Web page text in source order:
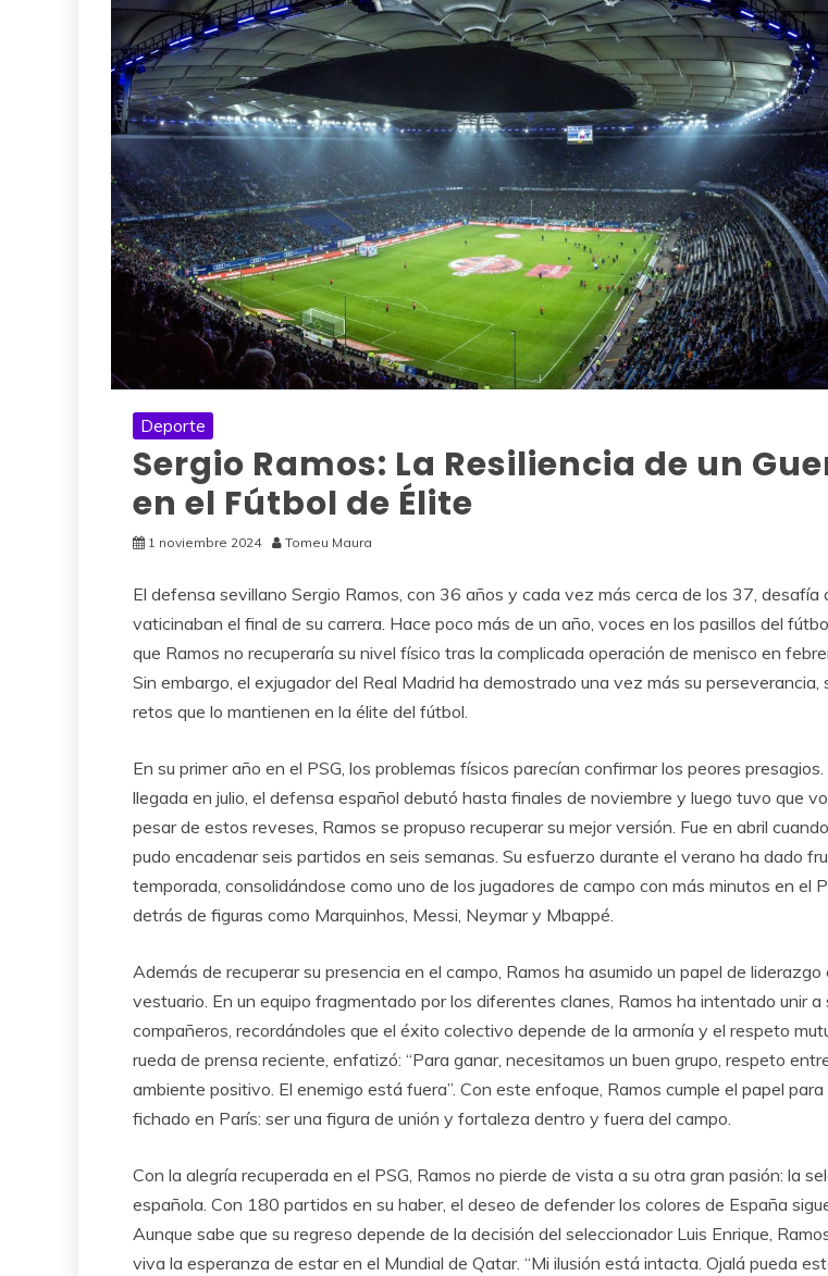
Deporte
Sergio Ramos: La Resiliencia de un
en el Fútbol de Élite
1 noviembre 2024 Tomeu Maura
El defensa sevillano Sergio Ramos, con 36 años y cada vez más cerca de los 37, desafía
vaticinaban el final de su carrera. Hace poco más de un año, voces en los pasillos del
que Ramos no recuperaría su nivel físico tras la complicada operación de menisco en
Sin embargo, el exjugador del Real Madrid ha demostrado una vez más su perseverancia,
retos que lo mantienen en la élite del fútbol.
En su primer año en el PSG, los problemas físicos parecían confirmar los peores
llegada en julio, el defensa español debutó hasta finales de noviembre y luego tuvo que
pesar de estos reveses, Ramos se propuso recuperar su mejor versión. Fue en abril
pudo encadenar seis partidos en seis semanas. Su esfuerzo durante el verano ha dado
temporada, consolidándose como uno de los jugadores de campo con más minutos en el
detrás de figuras como Marquinhos, Messi, Neymar y Mbappé.
Además de recuperar su presencia en el campo, Ramos ha asumido un papel de liderazgo
vestuario. En un equipo fragmentado por los diferentes clanes, Ramos ha intentado unir a
compañeros, recordándoles que el éxito colectivo depende de la armonía y el respeto
rueda de prensa reciente, enfatizó: “Para ganar, necesitamos un buen grupo, respeto
ambiente positivo. El enemigo está fuera”. Con este enfoque, Ramos cumple el papel para
fichado en París: ser una figura de unión y fortaleza dentro y fuera del campo.
Con la alegría recuperada en el PSG, Ramos no pierde de vista a su otra gran pasión: la
española. Con 180 partidos en su haber, el deseo de defender los colores de España
Aunque sabe que su regreso depende de la decisión del seleccionador Luis Enrique,
viva la esperanza de estar en el Mundial de Qatar. “Mi ilusión está intacta. Ojalá pueda